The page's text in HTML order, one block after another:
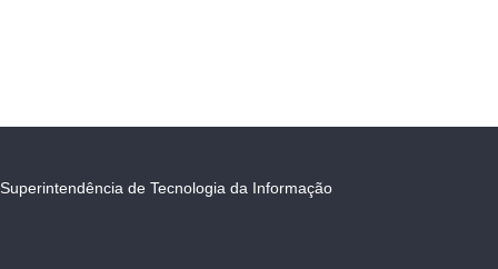
Superintendência de Tecnologia da Informação